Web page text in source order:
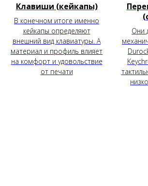
Клавиши (кейкапы)
В конечном итоге именно
кейкапы определяют
внешний вид клавиатуры. А
материал и профиль влияет
на комфорт и удовольствие
от печати
Они